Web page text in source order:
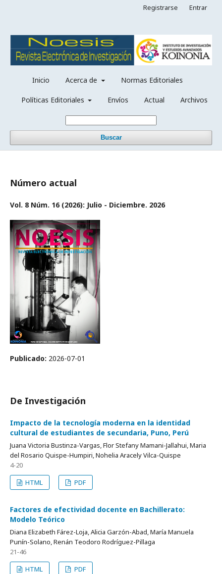
Inicio Acerca de Normas Editoriales
Políticas Editoriales Envíos Actual Archivos
Buscar
Registrarse Entrar
Número actual
Vol. 8 Núm. 16 (2026): Julio - Diciembre. 2026
Publicado: 2026-07-01
De Investigación
Impacto de la tecnología moderna en la identidad
cultural de estudiantes de secundaria, Puno, Perú
Juana Victoria Bustinza-Vargas, Flor Stefany Mamani-Jallahui, Maria
del Rosario Quispe-Humpiri, Nohelia Aracely Vilca-Quispe
4-20
HTML
PDF
Factores de efectividad docente en Bachillerato:
Modelo Teórico
Diana Elizabeth Fárez-Loja, Alicia Garzón-Abad, María Manuela
Punín-Solano, Renán Teodoro Rodríguez-Pillaga
21-46
HTML
PDF